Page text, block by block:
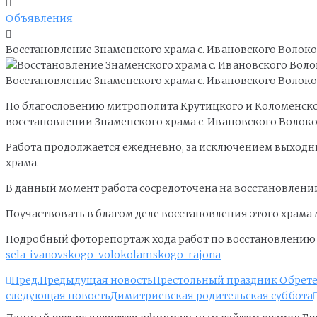
Объявления
Восстановление Знаменского храма с. Ивановского
Восстановление Знаменского храма с. Ивановского
По благословению митрополита Крутицкого и
восстановлении Знаменского храма с. Ивановского
Работа продолжается ежедневно, за исключением
храма.
В данный момент работа сосредоточена на
Поучаствовать в благом деле восстановления этого
Подробный фоторепортаж хода работ по
sela-ivanovskogo-volokolamskogo-rajona
Пред.Предыдущая новостьПрестольный праздник
следующая новостьДимитриевская родительская суббота